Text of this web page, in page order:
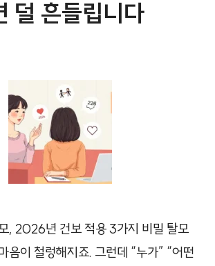
덜 흔들립니다
, 2026년 건보 적용 3가지 비밀 탈모
음이 철렁해지죠. 그런데 “누가” “어떤